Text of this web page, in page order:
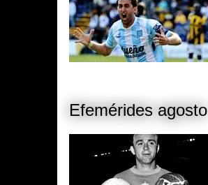
Efemérides agosto